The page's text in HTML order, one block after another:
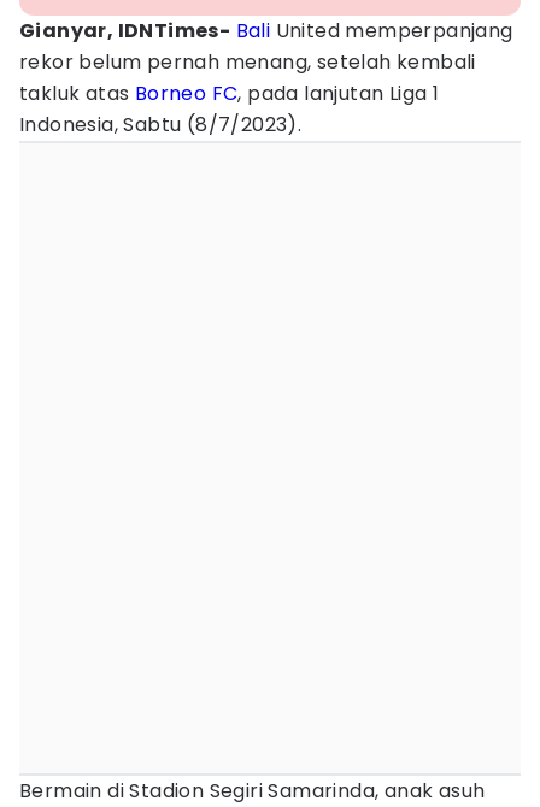
Gianyar, IDNTimes- Bali United memperpanjang
rekor belum pernah menang, setelah kembali
takluk atas Borneo FC, pada lanjutan Liga 1
Indonesia, Sabtu (8/7/2023).
Bermain di Stadion Segiri Samarinda, anak asuh